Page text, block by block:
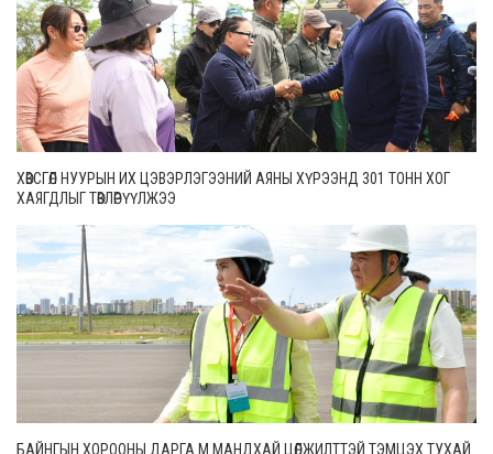
ХӨВСГӨЛ НУУРЫН ИХ ЦЭВЭРЛЭГЭЭНИЙ АЯНЫ ХҮРЭЭНД 301 ТОНН ХОГ
ХАЯГДЛЫГ ТӨВЛӨРҮҮЛЖЭЭ
БАЙНГЫН ХОРООНЫ ДАРГА М.МАНДХАЙ ЦӨЛЖИЛТТЭЙ ТЭМЦЭХ ТУХАЙ